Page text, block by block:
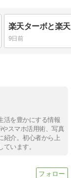
9日前
活を豊かにする情報
スマホ活用術、写真
紹介。初心者から上
います。